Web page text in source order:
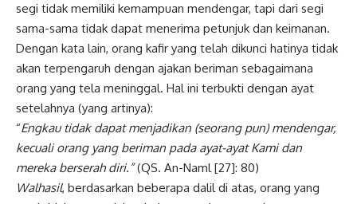
segi tidak memiliki kemampuan mendengar, tapi dari segi
sama-sama tidak dapat menerima petunjuk dan keimanan.
Dengan kata lain, orang kafir yang telah dikunci hatinya tidak
akan terpengaruh dengan ajakan beriman sebagaimana
orang yang tela meninggal. Hal ini terbukti dengan ayat
setelahnya (yang artinya):
“Engkau tidak dapat menjadikan (seorang pun) mendengar,
kecuali orang yang beriman pada ayat-ayat Kami dan
mereka berserah diri.”(QS. An-Naml [27]: 80)
Walhasil, berdasarkan beberapa dalil di atas, orang yang